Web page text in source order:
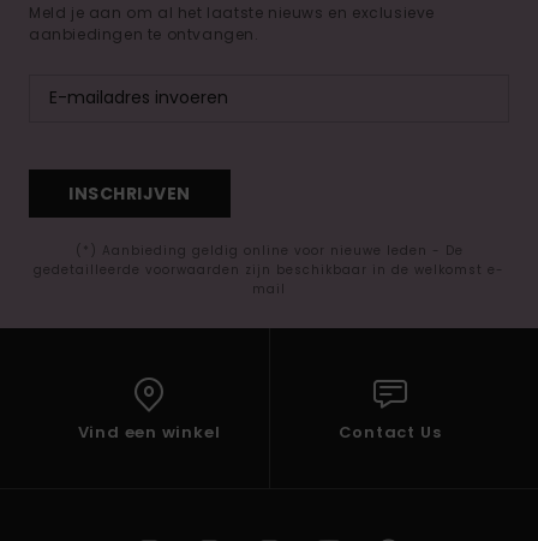
Meld je aan om al het laatste nieuws en exclusieve
aanbiedingen te ontvangen.
INSCHRIJVEN
(*) Aanbieding geldig online voor nieuwe leden - De
gedetailleerde voorwaarden zijn beschikbaar in de welkomst e-
mail
Vind een winkel Contact Us